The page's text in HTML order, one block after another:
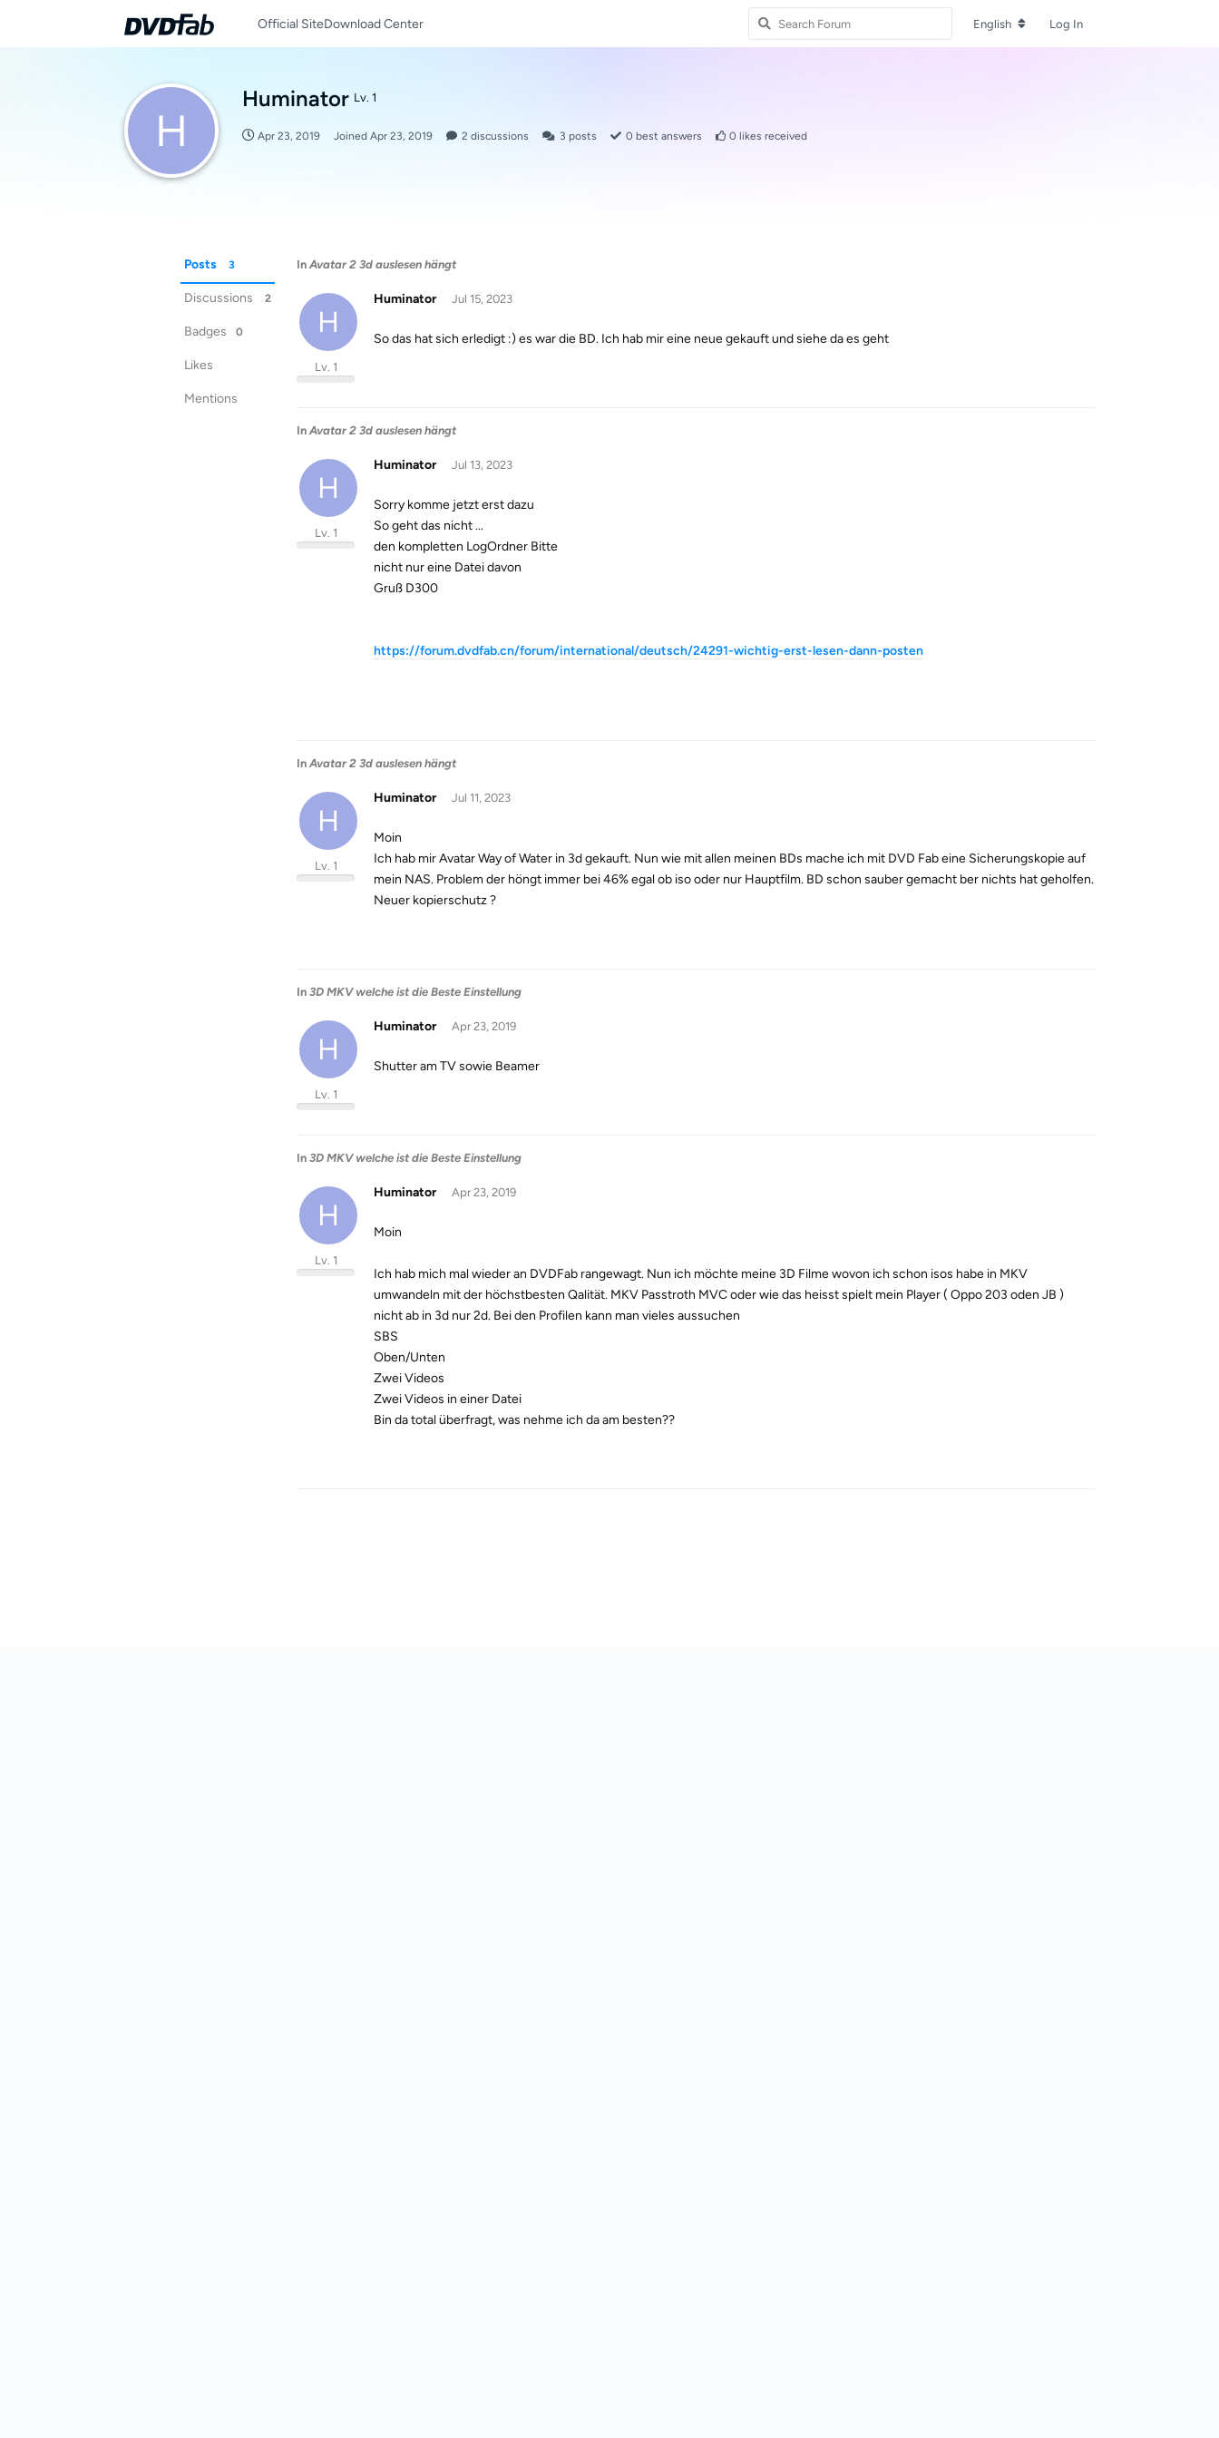
Official SiteDownload Center English Log In
H
Huminator Lv. 1
Apr 23, 2019 Joined Apr 23, 2019 2 discussions 3 posts 0 best answers 0 likes received
Posts 3
Discussions 2
Badges 0
Likes
Mentions
In Avatar 2 3d auslesen hängt
H
Huminator
Lv. 1
Jul 15, 2023
So das hat sich erledigt :) es war die BD. Ich hab mir eine neue gekauft und siehe da es geht
In Avatar 2 3d auslesen hängt
H
Huminator
Lv. 1
Jul 13, 2023
Sorry komme jetzt erst dazu
So geht das nicht ...
den kompletten LogOrdner Bitte
nicht nur eine Datei davon
Gruß D300
https://forum.dvdfab.cn/forum/international/deutsch/24291-wichtig-erst-lesen-dann-posten
In Avatar 2 3d auslesen hängt
H
Huminator
Lv. 1
Jul 11, 2023
Moin
Ich hab mir Avatar Way of Water in 3d gekauft. Nun wie mit allen meinen BDs mache ich mit DVD Fab eine Sicherungskopie auf
mein NAS. Problem der höngt immer bei 46% egal ob iso oder nur Hauptfilm. BD schon sauber gemacht ber nichts hat geholfen.
Neuer kopierschutz ?
In 3D MKV welche ist die Beste Einstellung
H
Huminator
Lv. 1
Apr 23, 2019
Shutter am TV sowie Beamer
In 3D MKV welche ist die Beste Einstellung
H
Huminator
Lv. 1
Apr 23, 2019
Moin
Ich hab mich mal wieder an DVDFab rangewagt. Nun ich möchte meine 3D Filme wovon ich schon isos habe in MKV
umwandeln mit der höchstbesten Qalität. MKV Passtroth MVC oder wie das heisst spielt mein Player ( Oppo 203 oden JB )
nicht ab in 3d nur 2d. Bei den Profilen kann man vieles aussuchen
SBS
Oben/Unten
Zwei Videos
Zwei Videos in einer Datei
Bin da total überfragt, was nehme ich da am besten??